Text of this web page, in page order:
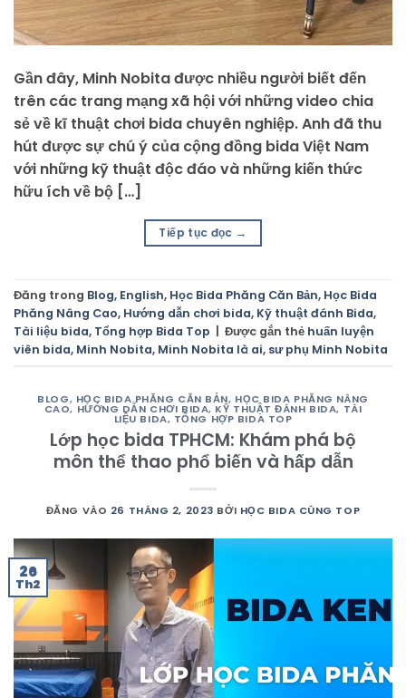
Gần đây, Minh Nobita được nhiều người biết đến
trên các trang mạng xã hội với những video chia
sẻ về kĩ thuật chơi bida chuyên nghiệp. Anh đã thu
hút được sự chú ý của cộng đồng bida Việt Nam
với những kỹ thuật độc đáo và những kiến thức
hữu ích về bộ […]
Tiếp tục đọc →
Đăng trong Blog, English, Học Bida Phăng Căn Bản, Học Bida
Phăng Nâng Cao, Hướng dẫn chơi bida, Kỹ thuật đánh Bida,
Tài liệu bida, Tổng hợp Bida Top Được gắn thẻ huấn luyện
viên bida, Minh Nobita, Minh Nobita là ai, sư phụ Minh Nobita
BLOG, HỌC BIDA PHĂNG CĂN BẢN, HỌC BIDA PHĂNG NÂNG
CAO, HƯỚNG DẪN CHƠI BIDA, KỸ THUẬT ĐÁNH BIDA, TÀI
LIỆU BIDA, TỔNG HỢP BIDA TOP
Lớp học bida TPHCM: Khám phá bộ
môn thể thao phổ biến và hấp dẫn
ĐĂNG VÀO 26 THÁNG 2, 2023 BỞI HỌC BIDA CÙNG TOP
26
Th2